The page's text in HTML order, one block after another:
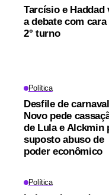
Tarcísio e Haddad
a debate com cara
2° turno
Política
Desfile de
Novo pede
de Lula e Alckmin
suposto abuso de
poder econômico
Política